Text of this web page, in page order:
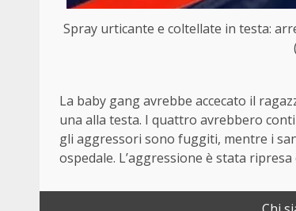
Spray urticante e coltellate in testa:
La baby gang avrebbe accecato il
una alla testa. I quattro avrebbero
gli aggressori sono fuggiti, mentre i
ospedale. L’aggressione è stata